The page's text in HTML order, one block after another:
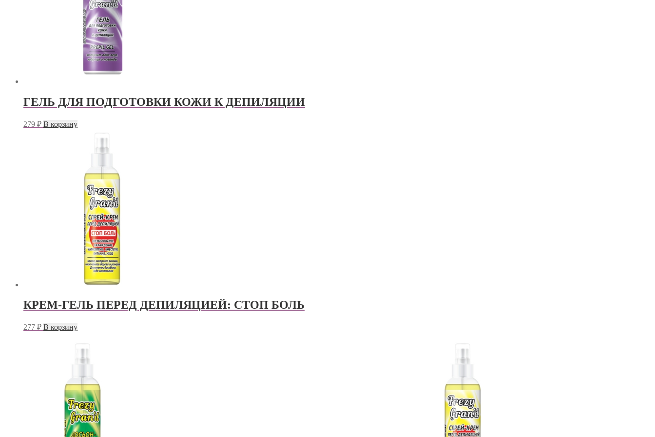
ГЕЛЬ ДЛЯ ПОДГОТОВКИ КОЖИ К ДЕПИЛЯЦИИ
279 ₽ В корзину
КРЕМ-ГЕЛЬ ПЕРЕД ДЕПИЛЯЦИЕЙ: СТОП БОЛЬ
277 ₽ В корзину